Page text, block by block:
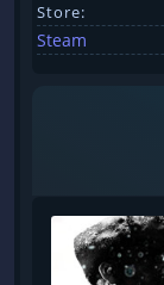
Store:
Steam